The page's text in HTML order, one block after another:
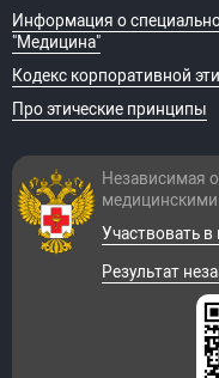
Информация о
"Медицина"
Кодекс корпоративной
Про этические принципы
Независимая
Участвовать в
Результат